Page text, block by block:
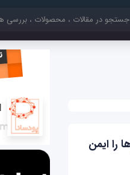
کلیدی خود را وارد کنید
را ایمن